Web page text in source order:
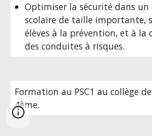
Optimiser la sécurité dans
scolaire de taille importante,
élèves à la prévention, et à la
des conduites à risques.
Formation au PSC1 au collège
4ème.